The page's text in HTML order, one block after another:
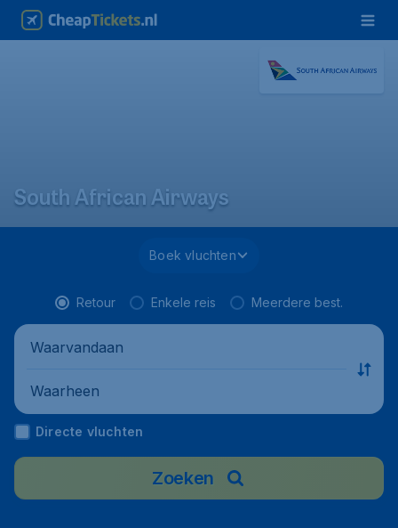
South African Airways
Boek vluchten
Retour Enkele reis Meerdere best.
Waarvandaan
Waarheen
Directe vluchten
Zoeken